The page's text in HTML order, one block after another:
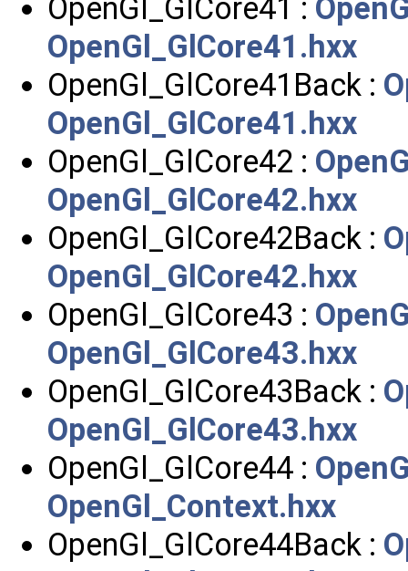
OpenGl_GlCore41 :
OpenGl_GlCore41.hxx
OpenGl_GlCore41Back :
OpenGl_GlCore41.hxx
OpenGl_GlCore42 :
OpenGl_GlCore42.hxx
OpenGl_GlCore42Back :
OpenGl_GlCore42.hxx
OpenGl_GlCore43 :
OpenGl_GlCore43.hxx
OpenGl_GlCore43Back :
OpenGl_GlCore43.hxx
OpenGl_GlCore44 :
OpenGl_Context.hxx
OpenGl_GlCore44Back :